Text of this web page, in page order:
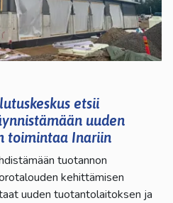
etsii
uuden
toimintaa Inariin
tuotannon
kehittämisen
uuden tuotantolaitoksen ja